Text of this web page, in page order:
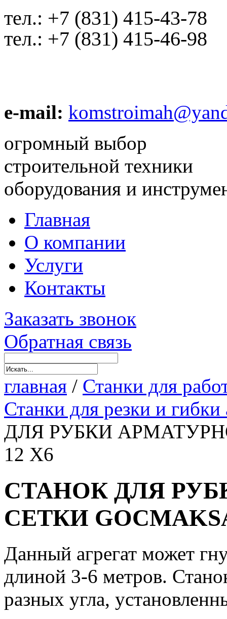
тел.: +7 (831) 415-43-78
тел.: +7 (831) 415-46-98
e-mail:
огромный выбор
строительной техники
оборудования и
Главная
О компании
Услуги
Контакты
Заказать звонок
Обратная связь
главная / Станки для
Станки для резки и
ДЛЯ РУБКИ
12 X6
СТАНОК ДЛЯ
СЕТКИ
Данный агрегат может
длиной 3-6 метров.
разных угла,